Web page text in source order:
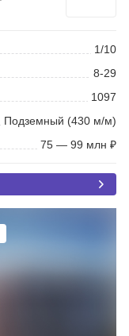
1/10
8-29
1097
Подземный (430 м/м)
75 — 99 млн ₽